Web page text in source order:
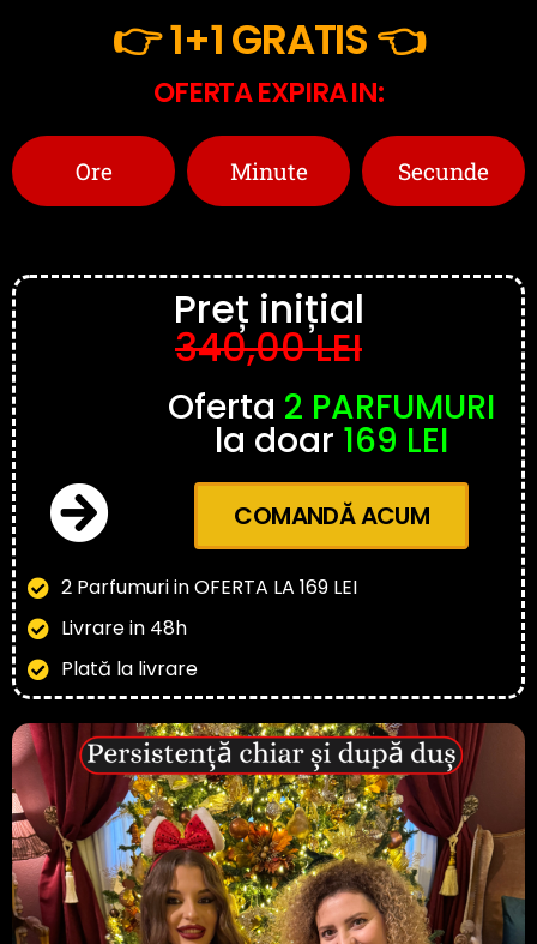
👉 1+1 GRATIS 👈
OFERTA EXPIRA IN:
Ore Minute Secunde
Preț inițial
340,00 LEI
Oferta 2 PARFUMURI
la doar 169 LEI
COMANDĂ ACUM
2 Parfumuri in OFERTA LA 169 LEI
Livrare in 48h
Plată la livrare